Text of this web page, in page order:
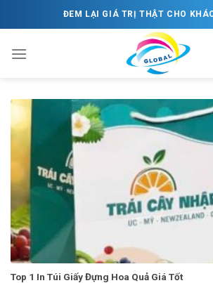
to
ĐEM LẠI GIÁ TRỊ THẬT CHO
Top 1 In Túi Giấy Đựng Hoa Quả Giá Tốt